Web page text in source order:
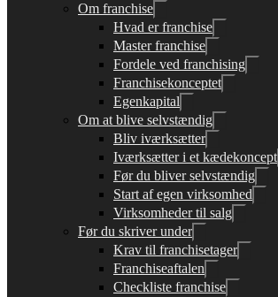
Om franchise
Hvad er franchise
Master franchise
Fordele ved franchising
Franchisekonceptet
Egenkapital
Om at blive selvstændig
Bliv iværksætter
Iværksætter i et kædekoncept
Før du bliver selvstændig
Start af egen virksomhed
Virksomheder til salg
Før du skriver under
Krav til franchisetager
Franchiseaftalen
Checkliste franchise